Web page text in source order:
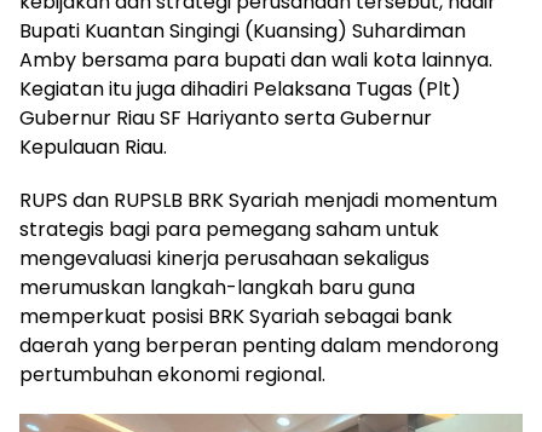
Bupati Kuantan Singingi (Kuansing) Suhardiman
Amby bersama para bupati dan wali kota lainnya.
Kegiatan itu juga dihadiri Pelaksana Tugas (Plt)
Gubernur Riau SF Hariyanto serta Gubernur
Kepulauan Riau.
RUPS dan RUPSLB BRK Syariah menjadi momentum
strategis bagi para pemegang saham untuk
mengevaluasi kinerja perusahaan sekaligus
merumuskan langkah-langkah baru guna
memperkuat posisi BRK Syariah sebagai bank
daerah yang berperan penting dalam mendorong
pertumbuhan ekonomi regional.